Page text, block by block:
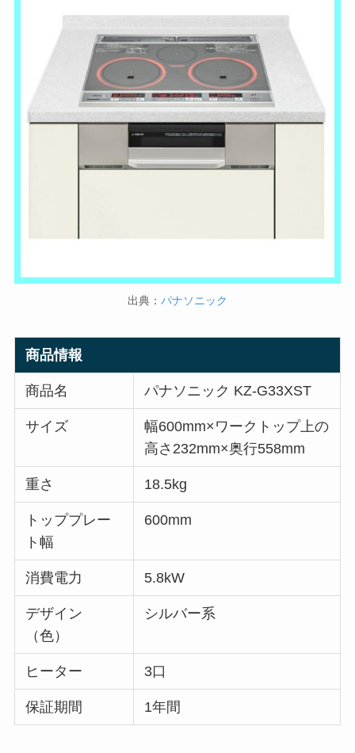
出典： パナソニック
商品情報
商品名 パナソニック KZ-G33XST
サイズ
幅600mm×ワークトップ上の
高さ232mm×奥行558mm
重さ 18.5kg
トッププレー
ト幅
600mm
消費電力 5.8kW
デザイン
（色）
シルバー系
ヒーター 3口
保証期間 1年間